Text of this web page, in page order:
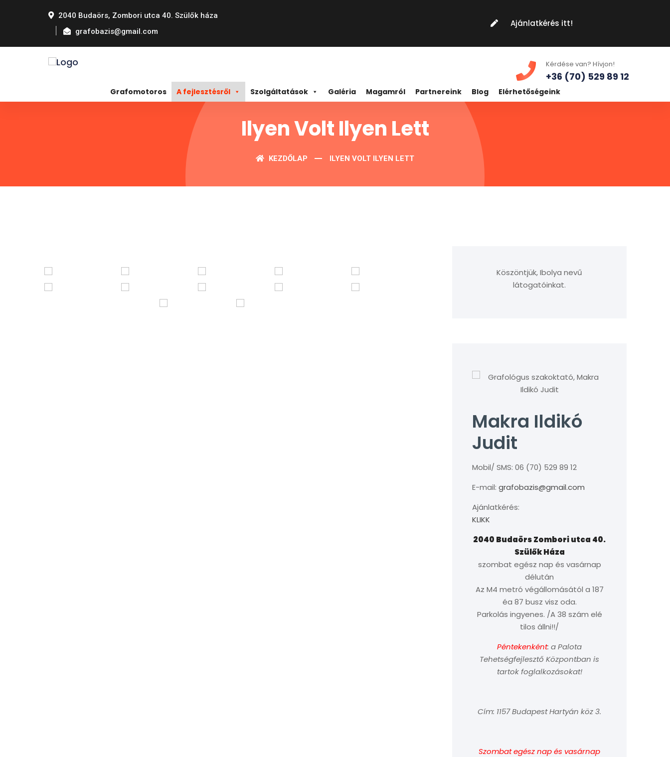
2040 Budaörs, Zombori utca 40. Szülők háza
grafobazis@gmail.com
Ajánlatkérés itt!
Kérdése van? Hívjon!
+36 (70) 529 89 12
Grafomotoros A fejlesztésről Szolgáltatások Galéria Magamról Partnereink Blog Elérhetőségeink
Ilyen Volt Ilyen Lett
KEZDŐLAP ILYEN VOLT ILYEN LETT
Köszöntjük, Ibolya nevű
látogatóinkat.
Makra Ildikó
Judit
Mobil/ SMS: 06 (70) 529 89 12
E-mail: grafobazis@gmail.com
Ajánlatkérés:
KLIKK
2040 Budaörs Zombori utca 40.
Szülők Háza
szombat egész nap és vasárnap
délután
Az M4 metró végállomásától a 187
éa 87 busz visz oda.
Parkolás ingyenes. /A 38 szám elé
tilos állni!!/
Péntekenként: a Palota
Tehetségfejlesztő Központban is
tartok foglalkozásokat!
Cím: 1157 Budapest Hartyán köz 3.
Szombat egész nap és vasárnap